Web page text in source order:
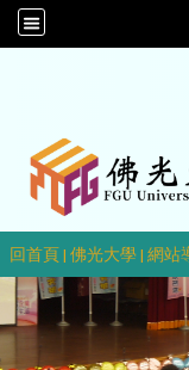
回首頁| 佛光大學| 網站